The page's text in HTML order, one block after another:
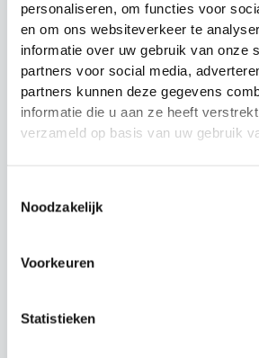
personaliseren, om functies voor
en om ons websiteverkeer te
informatie over uw gebruik van onze
partners voor social media,
partners kunnen deze gegevens
informatie die u aan ze heeft
verzameld op basis van uw gebruik
Noodzakelijk
Voorkeuren
Statistieken
o
k
n
Categorieën
Looptraining
Trainingspionnen
set Precision
Training
€49.99Oorspronkelijke
was:
€49.99.
€44.99Huidige
is:
€44.99.